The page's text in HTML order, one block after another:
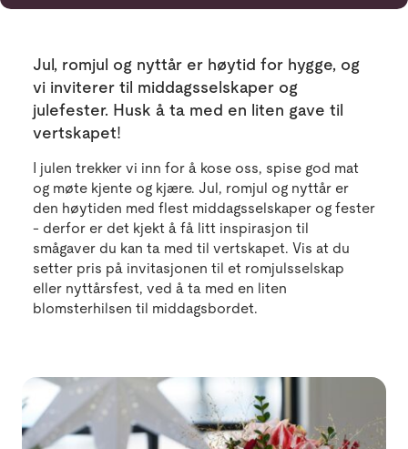
Jul, romjul og nyttår er høytid for hygge, og
vi inviterer til middagsselskaper og
julefester. Husk å ta med en liten gave til
vertskapet!
I julen trekker vi inn for å kose oss, spise god mat
og møte kjente og kjære. Jul, romjul og nyttår er
den høytiden med flest middagsselskaper og fester
- derfor er det kjekt å få litt inspirasjon til
smågaver du kan ta med til vertskapet. Vis at du
setter pris på invitasjonen til et romjulsselskap
eller nyttårsfest, ved å ta med en liten
blomsterhilsen til middagsbordet.